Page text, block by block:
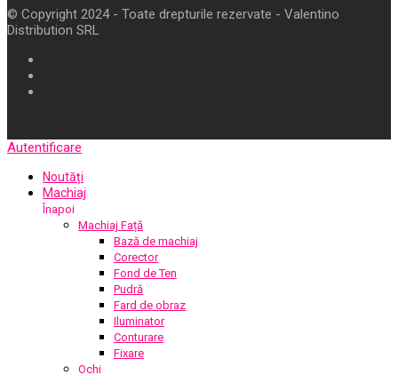
© Copyright 2024 - Toate drepturile rezervate - Valentino
Distribution SRL
Autentificare
Noutăți
Machiaj
Înapoi
Machiaj Față
Bază de machiaj
Corector
Fond de Ten
Pudră
Fard de obraz
Iluminator
Conturare
Fixare
Ochi